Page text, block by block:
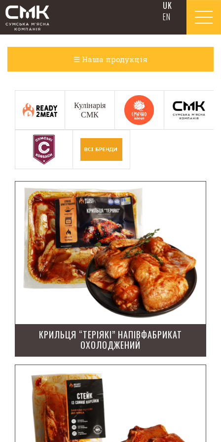
Skip to content
UK
EN
☰ Наша продукція
Ковбасні вироби
Варені ковбаси​
Делікатеси та копченості​
Напівкопчені ковбаси
Салямі
Сардельки, сосиски
Шинки
Кулінарія
Десерти
Індик охолоджений
Свинина охолоджена
Кулінарія
СМК
КРИЛЬЦЯ “ТЕРІЯКІ” НАПІВФАБРИКАТ
ОХОЛОДЖЕНИЙ